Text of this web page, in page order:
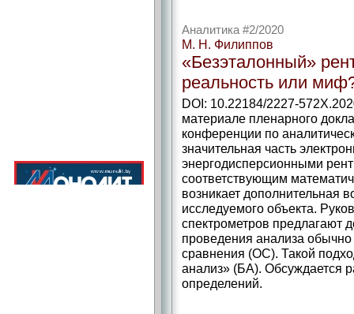
Аналитика #2/2020
М. Н. Филиппов
«Безэталонный»
реальность или
DOI: 10.22184/2227-
материале пленарного
конференции по
значительная часть
энергодисперсионными
соответствующим
возникает дополнительная
исследуемого объекта.
спектрометров предлагают
проведения анализа обычно
сравнения (ОС). Такой
анализ» (БА). Обсуждается
определений.